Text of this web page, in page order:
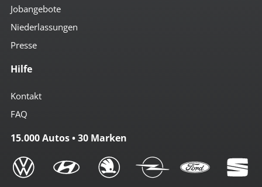
Jobangebote
Niederlassungen
Presse
Hilfe
Kontakt
FAQ
15.000 Autos • 30 Marken